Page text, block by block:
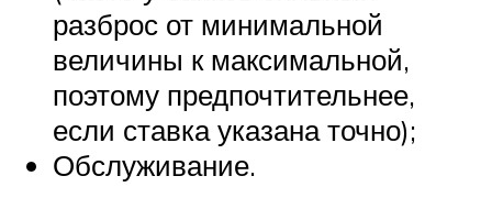
разброс от минимальной
величины к максимальной,
поэтому предпочтительнее,
если ставка указана точно);
Обслуживание.